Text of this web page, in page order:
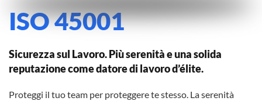
ISO 45001
Sicurezza sul Lavoro. Più serenità e una solida
reputazione come datore di lavoro d’élite.
Proteggi il tuo team per proteggere te stesso. La serenità